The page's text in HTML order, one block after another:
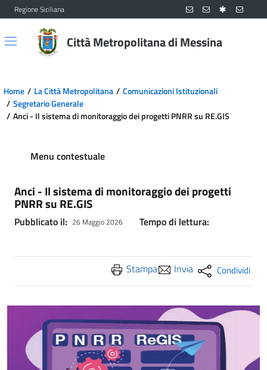
Vai al contenuto principale
Vai al menu principale
Regione Siciliana
Città Metropolitana di Messina
Home La Città Metropolitana
Comunicazioni Istituzionali
Segretario Generale
Anci - Il sistema di monitoraggio dei progetti PNRR su RE.GIS
Menu contestuale
Anci - Il sistema di monitoraggio dei progetti
PNRR su RE.GIS
Pubblicato il: 26 Maggio 2026 Tempo di lettura:
Stampa Invia Condividi